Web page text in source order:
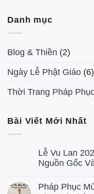
Danh mục
Blog & Thiền (2)
Ngày Lễ Phật Giáo (6)
Thời Trang Pháp
Bài Viết Mới Nhất
Lễ Vu Lan
Nguồn Gốc
Pháp Phục